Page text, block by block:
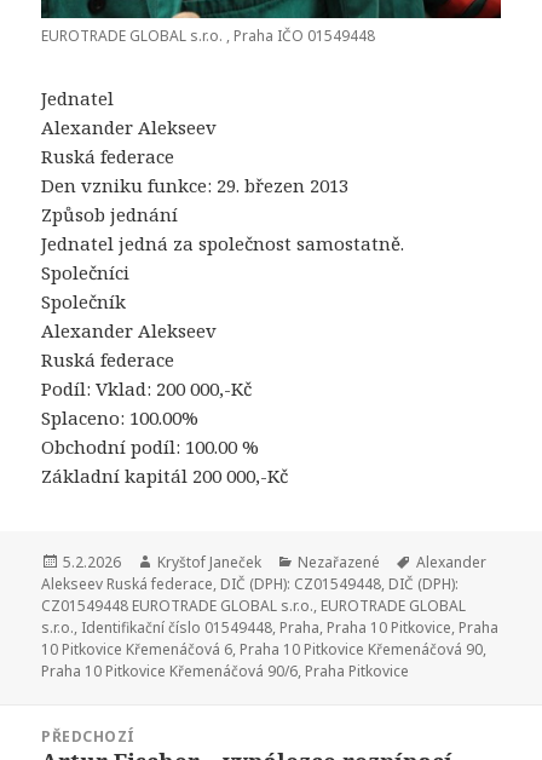
EUROTRADE GLOBAL s.r.o. , Praha IČO 01549448
Jednatel
Alexander Alekseev
Ruská federace
Den vzniku funkce: 29. březen 2013
Způsob jednání
Jednatel jedná za společnost samostatně.
Společníci
Společník
Alexander Alekseev
Ruská federace
Podíl: Vklad: 200 000,-Kč
Splaceno: 100.00%
Obchodní podíl: 100.00 %
Základní kapitál 200 000,-Kč
Publikováno:
5.2.2026 Autor:
Kryštof Janeček Rubriky:
Nezařazené Štítky:
Alexander
Alekseev Ruská federace, DIČ (DPH): CZ01549448, DIČ (DPH):
CZ01549448 EUROTRADE GLOBAL s.r.o., EUROTRADE GLOBAL
s.r.o., Identifikační číslo 01549448, Praha, Praha 10 Pitkovice, Praha
10 Pitkovice Křemenáčová 6, Praha 10 Pitkovice Křemenáčová 90,
Praha 10 Pitkovice Křemenáčová 90/6, Praha Pitkovice
PŘEDCHOZÍ